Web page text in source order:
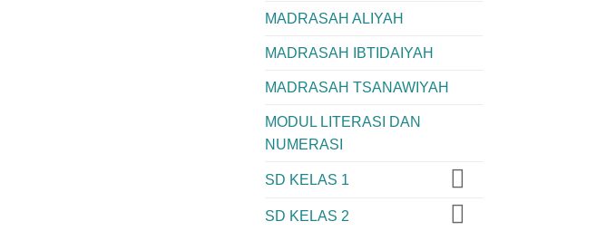
MADRASAH ALIYAH
MADRASAH IBTIDAIYAH
MADRASAH TSANAWIYAH
MODUL LITERASI DAN
NUMERASI
SD KELAS 1
SD KELAS 2